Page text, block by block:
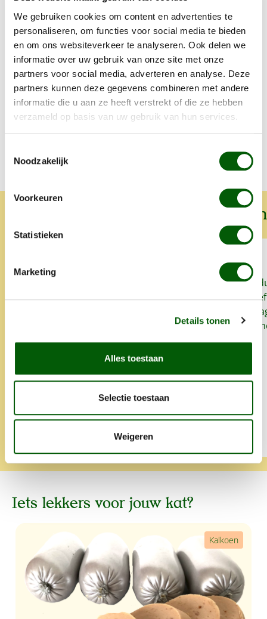
We gebruiken cookies om content en advertenties te
personaliseren, om functies voor social media te bieden
en om ons websiteverkeer te analyseren. Ook delen we
informatie over uw gebruik van onze site met onze
partners voor social media, adverteren en analyse. Deze
partners kunnen deze gegevens combineren met andere
informatie die u aan ze heeft verstrekt of die ze hebben
verzameld op basis van uw gebruik van hun services.
Noodzakelijk
Voorkeuren
Statistieken
Marketing
Details tonen
Alles toestaan
Selectie toestaan
Weigeren
Voordelen
Samenstelling en voedingswaarde
Voedingstabel
Wat onze klanten over ons zeggen
onze honden heeft onze
glanst zijn vacht weet mooi.
Altijd snelle levering en heel
Snel, goed
het lekker.
zo'n klein
super. Alles is
opgegeten.
Iets lekkers voor jouw kat?
Kalkoen